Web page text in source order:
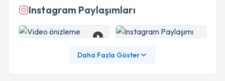
Instagram Paylaşımları
Daha Fazla Göster